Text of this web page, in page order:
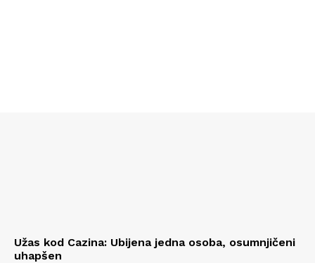
Užas kod Cazina: Ubijena jedna osoba, osumnjičeni
uhapšen